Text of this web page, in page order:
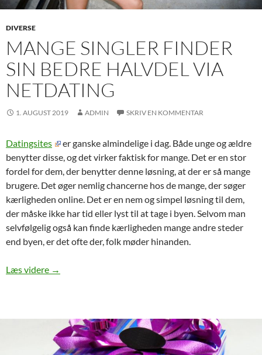
DIVERSE
MANGE SINGLER FINDER
SIN BEDRE HALVDEL VIA
NETDATING
1. AUGUST 2019 ADMIN SKRIV EN KOMMENTAR
Datingsites
er ganske almindelige i dag. Både unge og ældre
benytter disse, og det virker faktisk for mange. Det er en stor
fordel for dem, der benytter denne løsning, at der er så mange
brugere. Det øger nemlig chancerne hos de mange, der søger
kærligheden online. Det er en nem og simpel løsning til dem,
der måske ikke har tid eller lyst til at tage i byen. Selvom man
selvfølgelig også kan finde kærligheden mange andre steder
end byen, er det ofte der, folk møder hinanden.
Læs videre Mange singler finder sin bedre halvdel via netdating
→